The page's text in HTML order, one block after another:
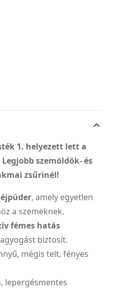
1. helyezett lett a
szemöldök- és
zsűrinél!
, amely egyetlen
a szemeknek.
fémes hatás
biztosít.
mégis telt, fényes
lepergésmentes